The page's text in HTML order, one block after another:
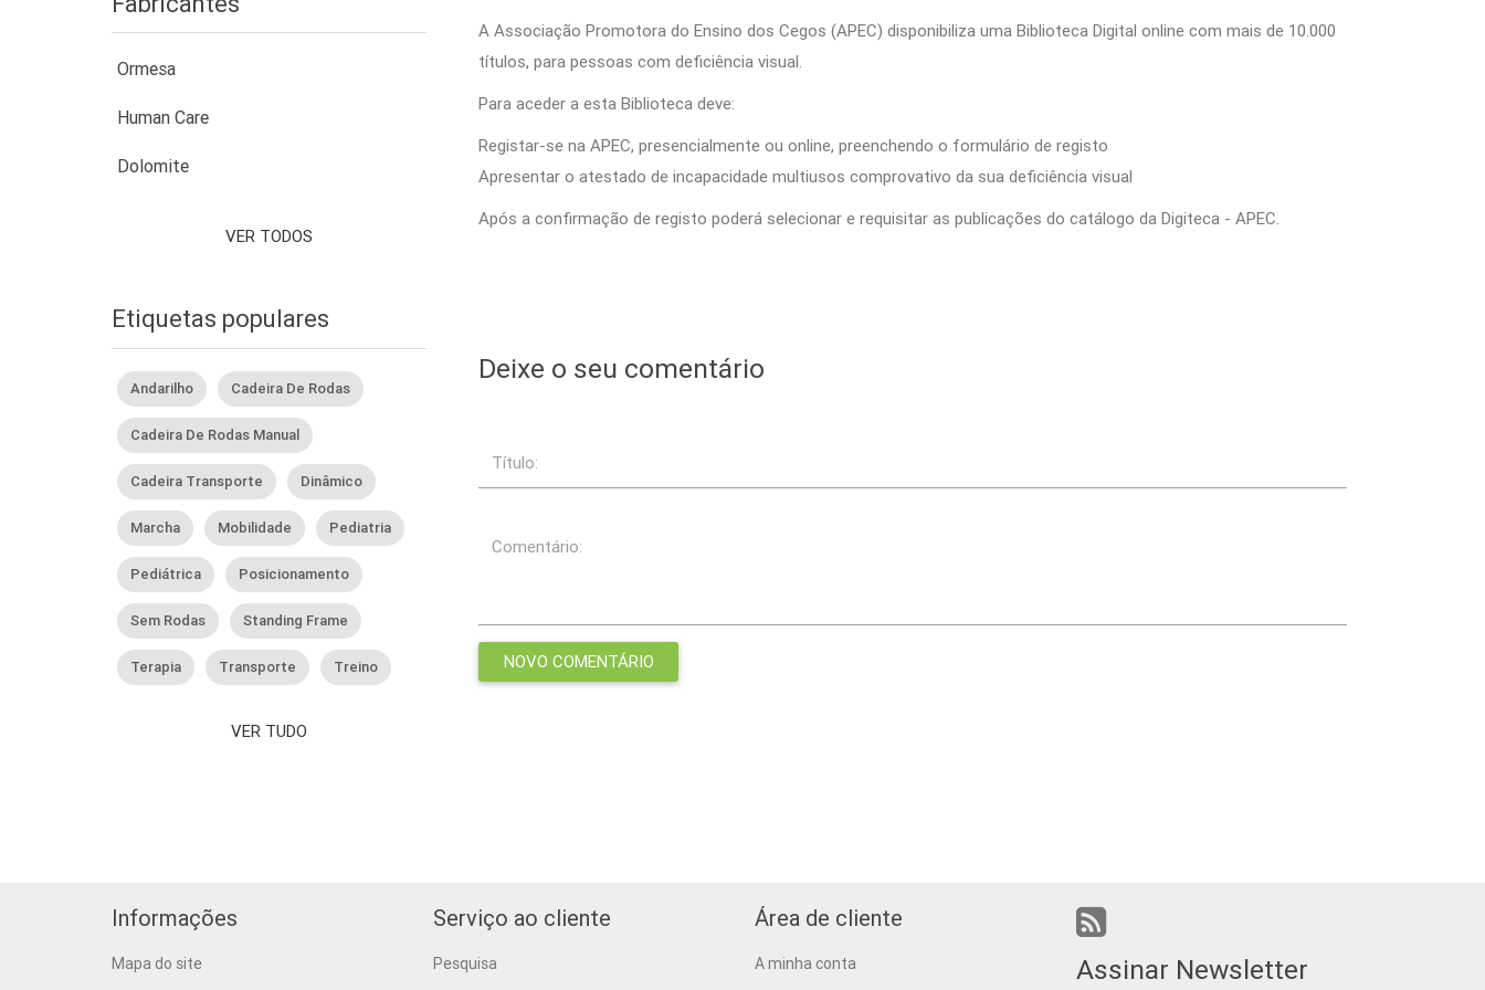
Ormesa
Human Care
Dolomite
VER TODOS
Etiquetas populares
Andarilho Cadeira De Rodas
Cadeira De Rodas Manual
Cadeira Transporte Dinâmico
Marcha Mobilidade Pediatria
Pediátrica Posicionamento
Sem Rodas Standing Frame
Terapia Transporte Treino
VER TUDO
A Associação Promotora do Ensino dos Cegos (APEC) disponibiliza uma Biblioteca Digital online com mais de 10.000
títulos, para pessoas com deficiência visual.
Para aceder a esta Biblioteca deve:
Registar-se na APEC, presencialmente ou online, preenchendo o formulário de registo
Apresentar o atestado de incapacidade multiusos comprovativo da sua deficiência visual
Após a confirmação de registo poderá selecionar e requisitar as publicações do catálogo da Digiteca - APEC.
Deixe o seu comentário
Título:
Comentário:
Informações
Mapa do site
Serviço ao cliente
Pesquisa
Área de cliente
A minha conta
Assinar Newsletter